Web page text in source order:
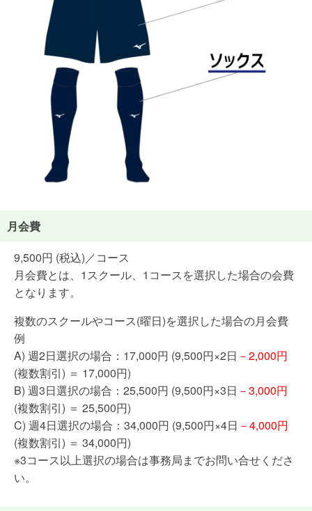
月会費
9,500円 (税込)／コース
月会費とは、1スクール、1コースを選択した場合の会費
となります。
複数のスクールやコース(曜日)を選択した場合の月会費
例
A) 週2日選択の場合：17,000円 (9,500円×2日 －2,000円
(複数割引) ＝ 17,000円)
B) 週3日選択の場合：25,500円 (9,500円×3日 －3,000円
(複数割引) ＝ 25,500円)
C) 週4日選択の場合：34,000円 (9,500円×4日 －4,000円
(複数割引) ＝ 34,000円)
※3コース以上選択の場合は事務局までお問い合せくださ
い。